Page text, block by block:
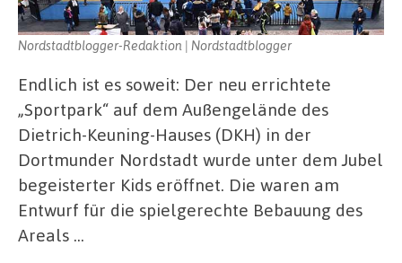
Nordstadtblogger-Redaktion | Nordstadtblogger
Endlich ist es soweit: Der neu errichtete
„Sportpark“ auf dem Außengelände des
Dietrich-Keuning-Hauses (DKH) in der
Dortmunder Nordstadt wurde unter dem Jubel
begeisterter Kids eröffnet. Die waren am
Entwurf für die spielgerechte Bebauung des
Areals …